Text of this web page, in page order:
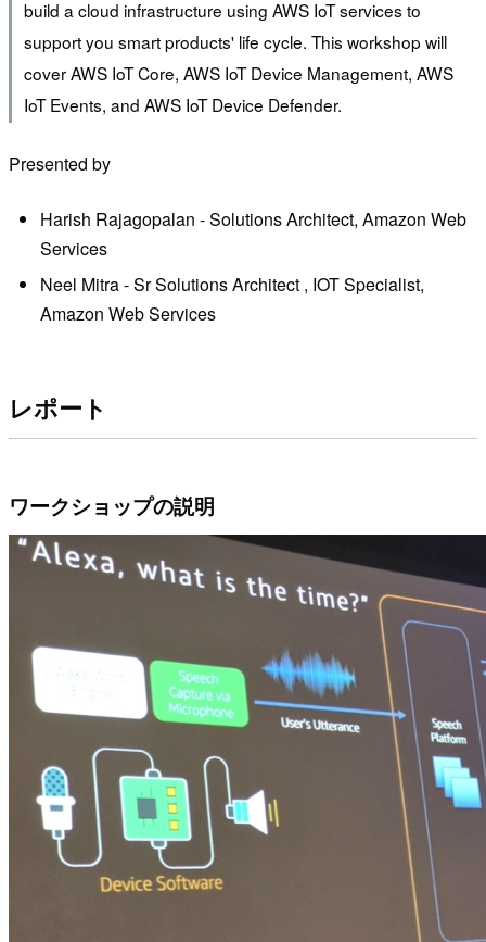
build a cloud infrastructure using AWS IoT services to
support you smart products' life cycle. This workshop will
cover AWS IoT Core, AWS IoT Device Management, AWS
IoT Events, and AWS IoT Device Defender.
Presented by
Harish Rajagopalan - Solutions Architect, Amazon Web
Services
Neel Mitra - Sr Solutions Architect , IOT Specialist,
Amazon Web Services
レポート
ワークショップの説明